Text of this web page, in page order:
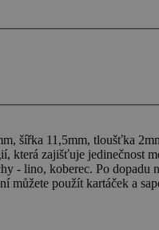
šířka 11,5mm, tloušťka
která zajišťuje jedinečnost
- lino, koberec. Po
můžete použít kartáček a